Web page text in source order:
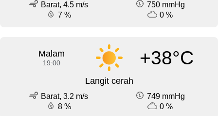
Barat, 4.5 m/s
750 mmHg
7 %
0 %
Malam
19:00 +38°C
Langit cerah
Barat, 3.2 m/s
749 mmHg
8 %
0 %